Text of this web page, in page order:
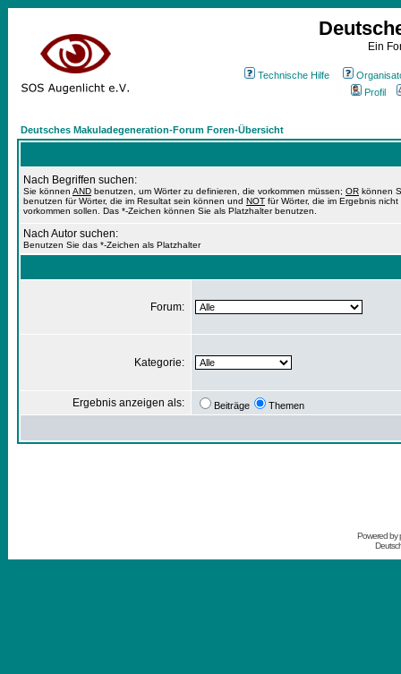
Ein
Technische Hilfe
Profil
Deutsches Makuladegeneration-Forum Foren-Übersicht
Nach Begriffen suchen:
Sie können AND benutzen, um Wörter zu definieren, die vorkommen müssen; OR können
benutzen für Wörter, die im Resultat sein können und NOT für Wörter, die im Ergebnis nicht
vorkommen sollen. Das *-Zeichen können Sie als Platzhalter benutzen.
Nach Autor suchen:
Benutzen Sie das *-Zeichen als Platzhalter
Forum:
Kategorie:
Ergebnis anzeigen als: Beiträge Themen
Powered by